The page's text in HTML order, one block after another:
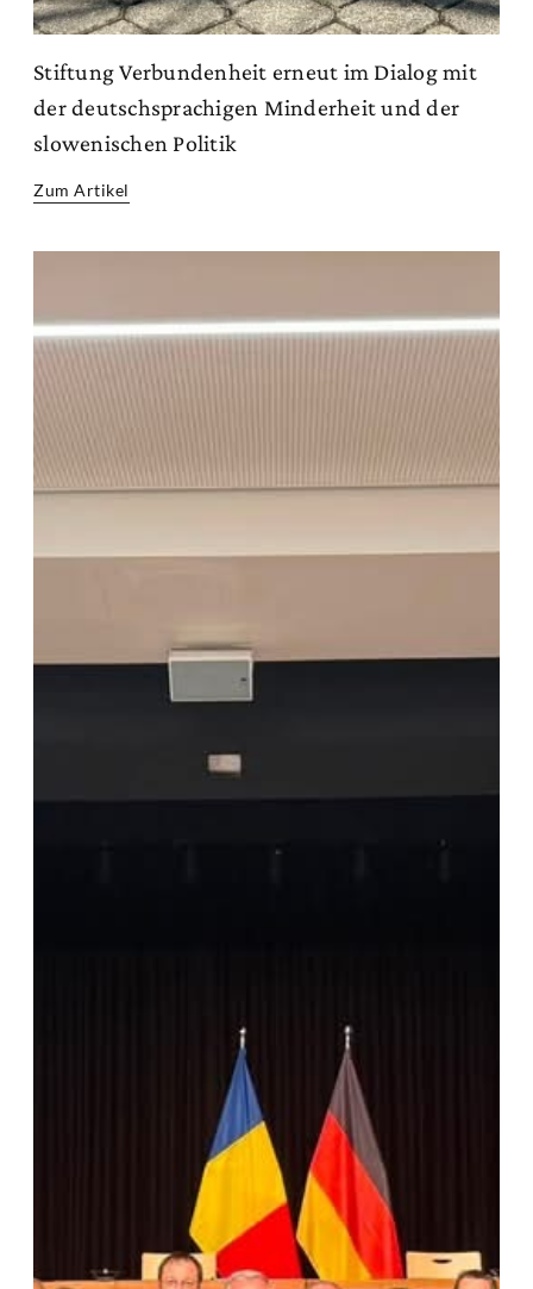
Stiftung Verbundenheit erneut im Dialog mit
der deutschsprachigen Minderheit und der
slowenischen Politik
Zum Artikel